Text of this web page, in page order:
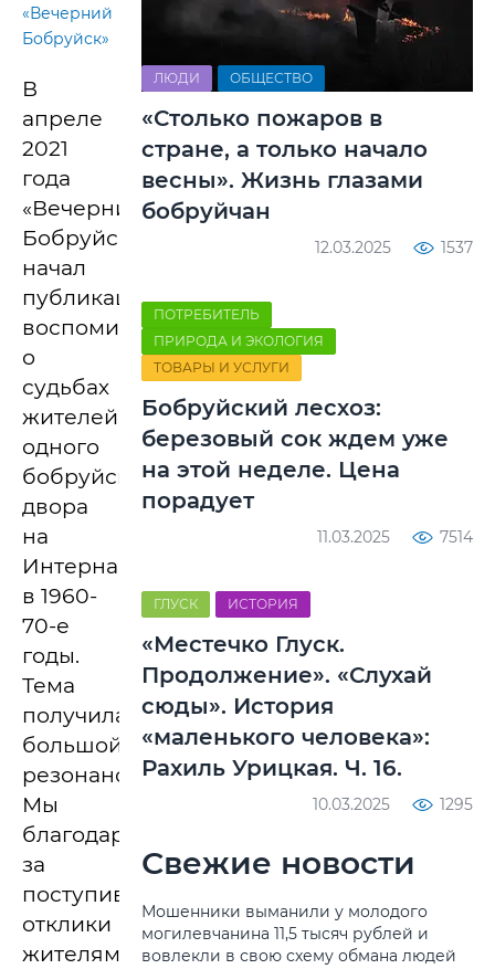
«Вечерний
Бобруйск»
В
апреле
2021
года
«Вечерний
Бобруйск»
начал
публикацию
воспоминаний
о
судьбах
жителей
одного
бобруйского
двора
на
Интернациональной
в 1960-
70-е
годы.
Тема
получила
большой
резонанс.
Мы
благодарны
за
поступившие
отклики
жителям
ЛЮДИ ОБЩЕСТВО
«Столько пожаров в
стране, а только начало
весны». Жизнь глазами
бобруйчан
12.03.2025 1537
ПОТРЕБИТЕЛЬ
ПРИРОДА И ЭКОЛОГИЯ
ТОВАРЫ И УСЛУГИ
Бобруйский лесхоз:
березовый сок ждем уже
на этой неделе. Цена
порадует
11.03.2025 7514
ГЛУСК ИСТОРИЯ
«Местечко Глуск.
Продолжение». «Слухай
сюды». История
«маленького человека»:
Рахиль Урицкая. Ч. 16.
10.03.2025 1295
Свежие новости
Мошенники выманили у молодого
могилевчанина 11,5 тысяч рублей и
вовлекли в свою схему обмана людей